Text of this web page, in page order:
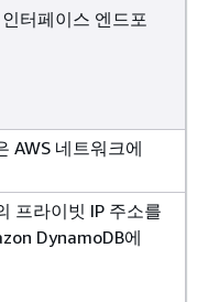
터페이스 엔드포
AWS 네트워크에
프라이빗 IP 주소를
DynamoDB에